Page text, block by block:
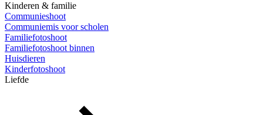
Kinderen & familie
Communieshoot
Communiemis voor scholen
Familiefotoshoot
Familiefotoshoot binnen
Huisdieren
Kinderfotoshoot
Liefde